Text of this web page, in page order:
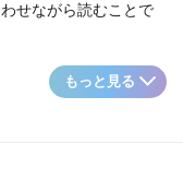
せながら読むことで
もっと見る